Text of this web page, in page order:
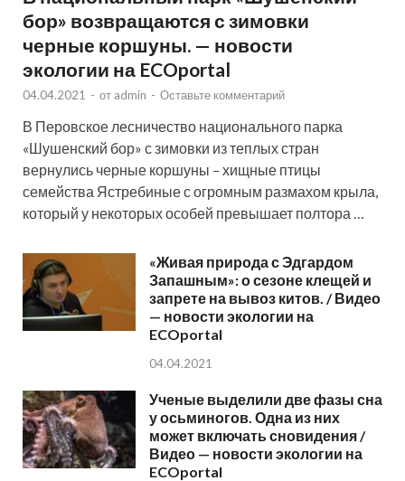
бор» возвращаются с зимовки
черные коршуны. — новости
экологии на ECOportal
04.04.2021 - от admin - Оставьте комментарий
В Перовское лесничество национального парка
«Шушенский бор» с зимовки из теплых стран
вернулись черные коршуны – хищные птицы
семейства Ястребиные с огромным размахом крыла,
который у некоторых особей превышает полтора …
«Живая природа с Эдгардом
Запашным»: о сезоне клещей и
запрете на вывоз китов. / Видео
— новости экологии на
ECOportal
04.04.2021
Ученые выделили две фазы сна
у осьминогов. Одна из них
может включать сновидения /
Видео — новости экологии на
ECOportal